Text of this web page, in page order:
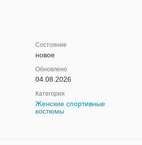
Состояние
новое
Обновлено
04.08.2026
Категория
Женские спортивные
костюмы